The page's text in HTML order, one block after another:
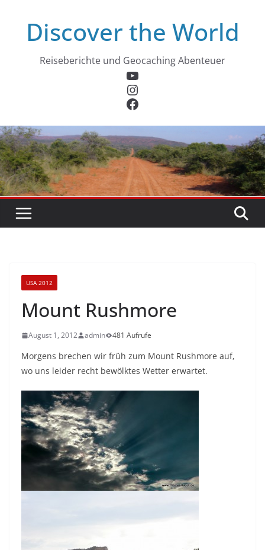
springenDiscover the World
Reiseberichte und Geocaching Abenteuer
YouTube
Instagram
Facebook
USA 2012
Mount Rushmore
August 1, 2012 admin 481 Aufrufe
Morgens brechen wir früh zum Mount Rushmore auf,
wo uns leider recht bewölktes Wetter erwartet.